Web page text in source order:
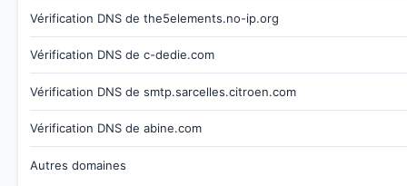
Vérification DNS de the5elements.no-ip.org
Vérification DNS de c-dedie.com
Vérification DNS de smtp.sarcelles.citroen.com
Vérification DNS de abine.com
Autres domaines